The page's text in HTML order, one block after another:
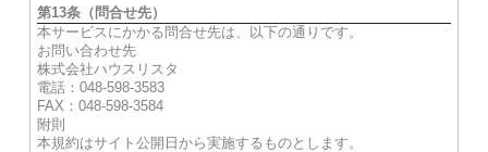
第13条（問合せ先）
本サービスにかかる問合せ先は、以下の通りです。
お問い合わせ先
株式会社ハウスリスタ
電話：048-598-3583
FAX：048-598-3584
附則
本規約はサイト公開日から実施するものとします。